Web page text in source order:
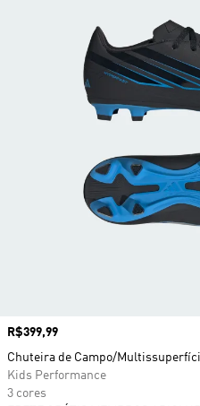
Preço
R$399,99
Chuteira de Campo/
Kids Performance
3 cores